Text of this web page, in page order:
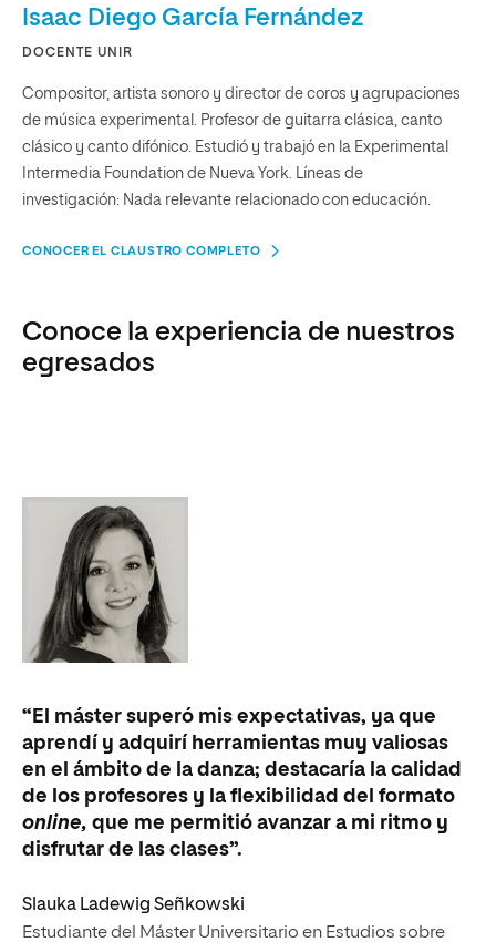
Isaac Diego García Fernández
DOCENTE UNIR
Compositor, artista sonoro y director de coros y agrupaciones
de música experimental. Profesor de guitarra clásica, canto
clásico y canto difónico. Estudió y trabajó en la Experimental
Intermedia Foundation de Nueva York. Líneas de
investigación: Nada relevante relacionado con educación.
CONOCER EL CLAUSTRO COMPLETO
Conoce la experiencia de nuestros
egresados
“El máster superó mis expectativas, ya que
aprendí y adquirí herramientas muy valiosas
en el ámbito de la danza; destacaría la calidad
de los profesores y la flexibilidad del formato
online, que me permitió avanzar a mi ritmo y
disfrutar de las clases”.
Slauka Ladewig Señkowski
Estudiante del Máster Universitario en Estudios sobre